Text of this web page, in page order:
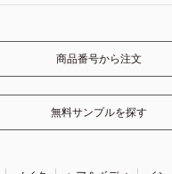
商品番号から注文
無料サンプルを探す